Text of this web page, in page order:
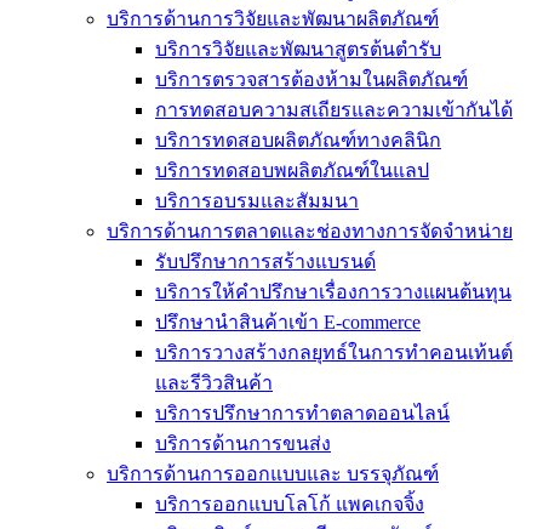
บริการด้านการวิจัยและพัฒนาผลิตภัณฑ์
บริการวิจัยและพัฒนาสูตรต้นตำรับ
บริการตรวจสารต้องห้ามในผลิตภัณฑ์
การทดสอบความสเถียรและความเข้ากันได้
บริการทดสอบผลิตภัณฑ์ทางคลินิก
บริการทดสอบพผลิตภัณฑ์ในแลป
บริการอบรมและสัมมนา
บริการด้านการตลาดและช่องทางการจัดจำหน่าย
รับปรึกษาการสร้างแบรนด์
บริการให้คำปรึกษาเรื่องการวางแผนต้นทุน
ปรึกษานำสินค้าเข้า E-commerce
บริการวางสร้างกลยุทธ์ในการทำคอนเท้นต์
และรีวิวสินค้า
บริการปรึกษาการทำตลาดออนไลน์
บริการด้านการขนส่ง
บริการด้านการออกแบบและ บรรจุภัณฑ์
บริการออกแบบโลโก้ แพคเกจจิ้ง